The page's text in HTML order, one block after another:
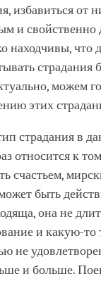
избавиться от
и
находчивы, что
страдания
можем
этих
страдания в
относится к
счастьем,
быть
она не
и какую-то
не
и больше.